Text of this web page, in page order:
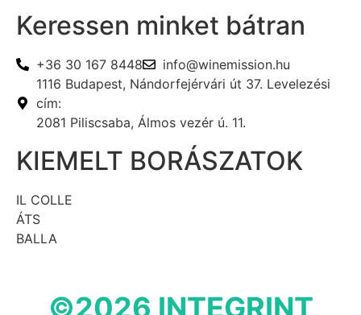
Keressen minket bátran
+36 30 167 8448
info@winemission.hu
1116 Budapest, Nándorfejérvári út 37. Levelezési
cím:
2081 Piliscsaba, Álmos vezér ú. 11.
KIEMELT BORÁSZATOK
IL COLLE
ÁTS
BALLA
©2026 INTEGRINT